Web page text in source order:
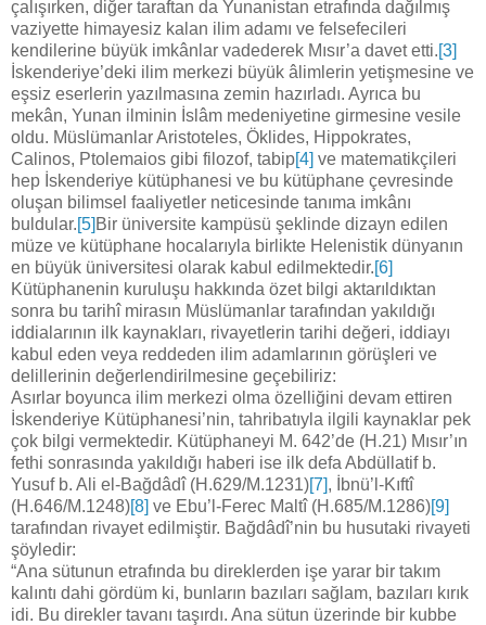
çalışırken, diğer taraftan da Yunanistan etrafında dağılmış
vaziyette himayesiz kalan ilim adamı ve felsefecileri
kendilerine büyük imkânlar vadederek Mısır’a davet etti.[3]
İskenderiye’deki ilim merkezi büyük âlimlerin yetişmesine ve
eşsiz eserlerin yazılmasına zemin hazırladı. Ayrıca bu
mekân, Yunan ilminin İslâm medeniyetine girmesine vesile
oldu. Müslümanlar Aristoteles, Öklides, Hippokrates,
Calinos, Ptolemaios gibi filozof, tabip[4] ve matematikçileri
hep İskenderiye kütüphanesi ve bu kütüphane çevresinde
oluşan bilimsel faaliyetler neticesinde tanıma imkânı
buldular.[5] Bir üniversite kampüsü şeklinde dizayn edilen
müze ve kütüphane hocalarıyla birlikte Helenistik dünyanın
en büyük üniversitesi olarak kabul edilmektedir.[6]
Kütüphanenin kuruluşu hakkında özet bilgi aktarıldıktan
sonra bu tarihî mirasın Müslümanlar tarafından yakıldığı
iddialarının ilk kaynakları, rivayetlerin tarihi değeri, iddiayı
kabul eden veya reddeden ilim adamlarının görüşleri ve
delillerinin değerlendirilmesine geçebiliriz:
Asırlar boyunca ilim merkezi olma özelliğini devam ettiren
İskenderiye Kütüphanesi’nin, tahribatıyla ilgili kaynaklar pek
çok bilgi vermektedir. Kütüphaneyi M. 642’de (H.21) Mısır’ın
fethi sonrasında yakıldığı haberi ise ilk defa Abdüllatif b.
Yusuf b. Ali el-Bağdâdî (H.629/M.1231)[7], İbnü’l-Kıftî
(H.646/M.1248)[8] ve Ebu’l-Ferec Maltî (H.685/M.1286)[9]
tarafından rivayet edilmiştir. Bağdâdî’nin bu husutaki rivayeti
şöyledir:
“Ana sütunun etrafında bu direklerden işe yarar bir takım
kalıntı dahi gördüm ki, bunların bazıları sağlam, bazıları kırık
idi. Bu direkler tavanı taşırdı. Ana sütun üzerinde bir kubbe